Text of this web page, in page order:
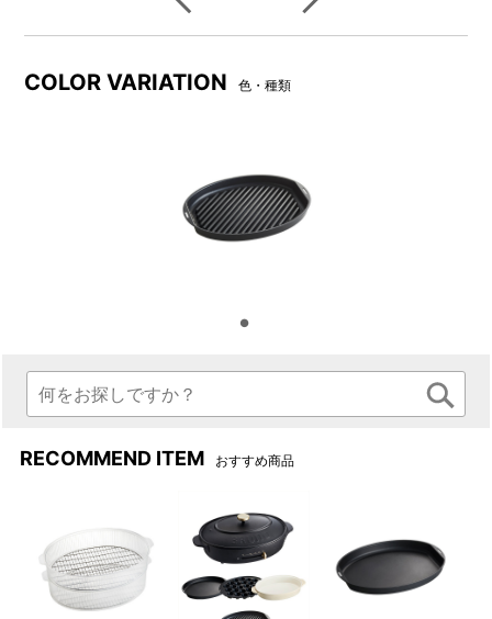
COLOR VARIATION 色・種類
RECOMMEND ITEM おすすめ商品